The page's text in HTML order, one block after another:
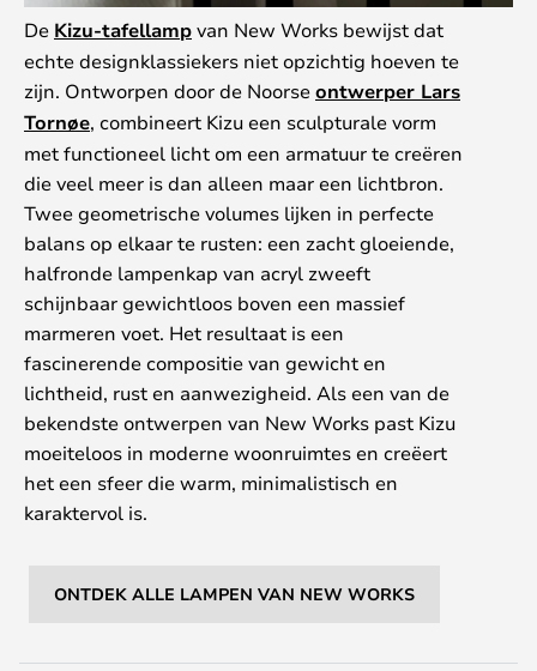
De Kizu-tafellampvan New Works bewijst dat
echte designklassiekers niet opzichtig hoeven te
zijn. Ontworpen door de Noorseontwerper Lars
Tornøe, combineert Kizu een sculpturale vorm
met functioneel licht om een armatuur te creëren
die veel meer is dan alleen maar een lichtbron.
Twee geometrische volumes lijken in perfecte
balans op elkaar te rusten: een zacht gloeiende,
halfronde lampenkap van acryl zweeft
schijnbaar gewichtloos boven een massief
marmeren voet. Het resultaat is een
fascinerende compositie van gewicht en
lichtheid, rust en aanwezigheid. Als een van de
bekendste ontwerpen van New Works past Kizu
moeiteloos in moderne woonruimtes en creëert
het een sfeer die warm, minimalistisch en
karaktervol is.
ONTDEK ALLE LAMPEN VAN NEW WORKS